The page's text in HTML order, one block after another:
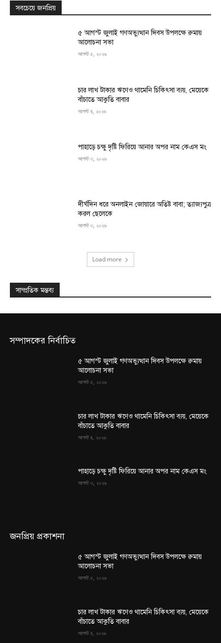
সবচেয়ে জনপ্রিয়
৫ আগস্ট জুলাই গণঅভ্যুত্থান দিবস উপলক্ষে রুমায়
আলোচনা সভা
আগস্ট ৫, ২০২৬
চার লাখ টাকার ঋণেও থামেনি চিকিৎসা ব্যয়, মেয়েকে
বাঁচাতে আকুতি বাবার
আগস্ট ৪, ২০২৬
পাহাড়ে চক্ষু দৃষ্টি ফিরিয়ে আনার অপর নাম কেএস মং
আগস্ট ৩, ২০২৬
দীর্ঘদিন ধরে অনলাইন জোয়ারে অতিষ্ট বাবা; ত্যাজ্যপুত্র
করল ছেলেকে
আগস্ট ৩, ২০২৬
Load more
সাম্প্রতিক মন্তব্য
সম্পাদকের নির্বাচিত
৫ আগস্ট জুলাই গণঅভ্যুত্থান দিবস উপলক্ষে রুমায়
আলোচনা সভা
আগস্ট ৫, ২০২৬
চার লাখ টাকার ঋণেও থামেনি চিকিৎসা ব্যয়, মেয়েকে
বাঁচাতে আকুতি বাবার
আগস্ট ৪, ২০২৬
পাহাড়ে চক্ষু দৃষ্টি ফিরিয়ে আনার অপর নাম কেএস মং
আগস্ট ৩, ২০২৬
জনপ্রিয় প্রকাশনা
৫ আগস্ট জুলাই গণঅভ্যুত্থান দিবস উপলক্ষে রুমায়
আলোচনা সভা
আগস্ট ৫, ২০২৬
চার লাখ টাকার ঋণেও থামেনি চিকিৎসা ব্যয়, মেয়েকে
বাঁচাতে আকুতি বাবার
আগস্ট ৪, ২০২৬